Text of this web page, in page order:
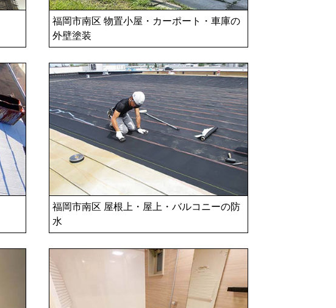
福岡市南区 物置小屋・カーポート・車庫の
外壁塗装
福岡市南区 屋根上・屋上・バルコニーの防
水